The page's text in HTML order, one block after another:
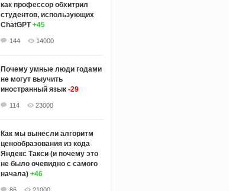
как профессор обхитрил
студентов, использующих
ChatGPT +45
144 14000
Почему умные люди годами
не могут выучить
иностранный язык -29
114 23000
Как мы вынесли алгоритм
ценообразования из кода
Яндекс Такси (и почему это
не было очевидно с самого
начала) +46